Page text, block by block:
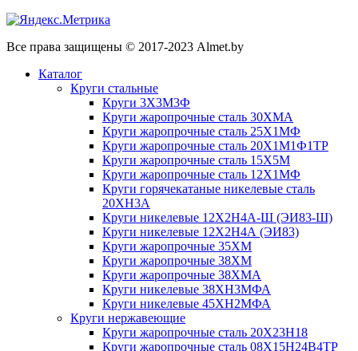
Все права защищены © 2017-2023 Almet.by
Каталог
Круги стальные
Круги 3Х3М3Ф
Круги жаропрочные сталь 30ХМА
Круги жаропрочные сталь 25Х1МФ
Круги жаропрочные сталь 20Х1М1Ф1ТР
Круги жаропрочные сталь 15Х5М
Круги жаропрочные сталь 12Х1МФ
Круги горячекатаные никелевые сталь
20ХН3А
Круги никелевые 12Х2Н4А-Ш (ЭИ83-Ш)
Круги никелевые 12Х2Н4А (ЭИ83)
Круги жаропрочные 35ХМ
Круги жаропрочные 38ХМ
Круги жаропрочные 38ХМА
Круги никелевые 38XH3MФА
Круги никелевые 45ХН2МФА
Круги нержавеющие
Круги жаропрочные сталь 20Х23Н18
Круги жаропрочные сталь 08Х15Н24В4ТР